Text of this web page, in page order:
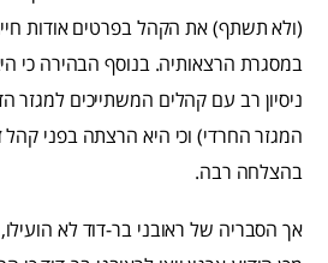
(ולא תשתף) את הקהל בפרטים אודות
במסגרת הרצאותיה. בנוסף הבהירה כי
ניסיון רב עם קהלים המשתייכים למגזר
המגזר החרדי) וכי היא הרצתה בפני
בהצלחה רבה.
אך הסבריה של ראובני בר-דוד לא